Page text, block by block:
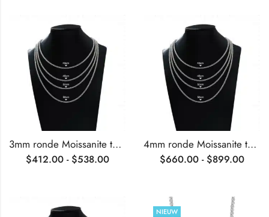
3mm ronde Moissanite tennisketting
$412.00 - $538.00
4mm ronde Moissanite tennisketting
$660.00 - $899.00
NIEUW